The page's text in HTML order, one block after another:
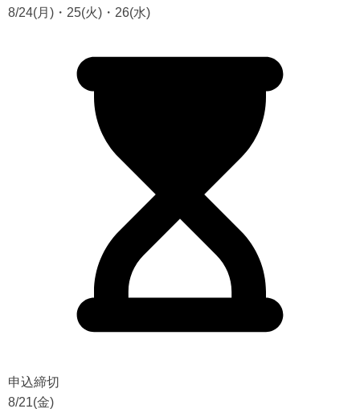
8/24(月)・25(火)・26(水)
申込締切
8/21(金)